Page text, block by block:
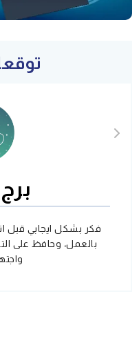
فكر بشكل ايجابي قبل
بالعمل، وحافظ على